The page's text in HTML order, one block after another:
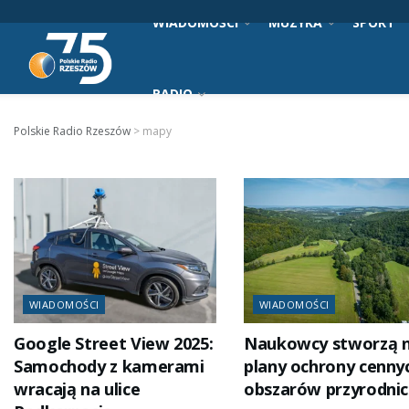
WIADOMOŚCI MUZYKA SPORT
RADIO
Polskie Radio Rzeszów > mapy
WIADOMOŚCI
Google Street View 2025:
Samochody z kamerami
wracają na ulice
WIADOMOŚCI
Naukowcy stworzą
plany ochrony
obszarów